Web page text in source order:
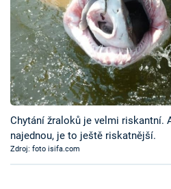
Pořady
TV Program
Časopis
Sledujte prima+
Přihlášení
Chytání žraloků je velmi riskantní.
najednou, je to ještě riskatnější.
Zdroj: foto isifa.com